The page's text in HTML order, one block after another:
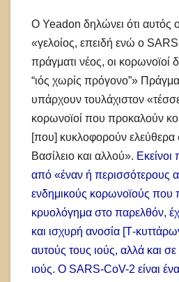
Ο Yeadon δηλώνει ότι αυτός ο
«γελοίος, επειδή ενώ ο
πράγματι νέος, οι κορωνοϊοί
“ιός χωρίς πρόγονο”»
υπάρχουν τουλάχιστον
κορωνοϊοί που προκαλούν
[που] κυκλοφορούν
Βασίλειο και αλλού». Εκείνοι
από «έναν ή περισσότερους
ενδημικούς κορωνοϊούς που
κρυολόγημα στο παρελθόν,
και ισχυρή ανοσία [Τ-
αυτούς τους ιούς, αλλά και
ιούς. Ο SARS-CoV-2 είναι